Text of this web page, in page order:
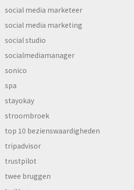
social media marketeer
social media marketing
social studio
socialmediamanager
sonico
spa
stayokay
stroombroek
top 10 bezienswaardigheden
tripadvisor
trustpilot
twee bruggen